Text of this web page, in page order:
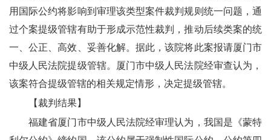
用国际公约将影响到审理该类型案件裁判规则统一问题，通
过个案提级管辖有助于形成示范性裁判，推动后续类案的统
一、公正、高效、妥善化解。据此，该院将此案报请厦门市
中级人民法院提级管辖。厦门市中级人民法院经审查认为，
该案符合提级管辖的相关规定情形，决定提级管辖。
【裁判结果】
福建省厦门市中级人民法院经审理认为，我国是《蒙特